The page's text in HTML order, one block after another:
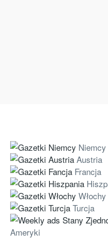
Niemcy
Austria
Francja
Włochy
Turcja
Ameryki